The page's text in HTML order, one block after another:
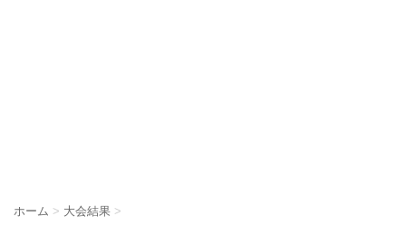
ホーム > 大会結果 >